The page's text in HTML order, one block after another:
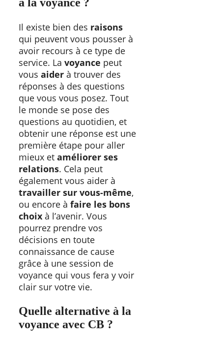
Il existe bien des raisons
qui peuvent vous pousser à
avoir recours à ce type de
service. La voyance peut
vous aider à trouver des
réponses à des questions
que vous vous posez. Tout
le monde se pose des
questions au quotidien, et
obtenir une réponse est une
première étape pour aller
mieux et améliorer ses
relations. Cela peut
également vous aider à
travailler sur vous-même,
ou encore à faire les bons
choix à l’avenir. Vous
pourrez prendre vos
décisions en toute
connaissance de cause
grâce à une session de
voyance qui vous fera y voir
clair sur votre vie.
Quelle alternative à la
voyance avec CB ?